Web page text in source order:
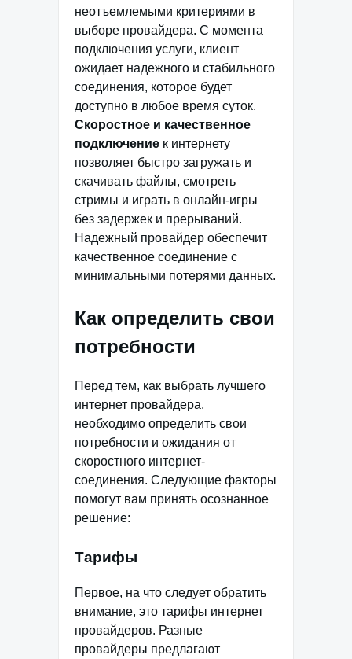
неотъемлемыми критериями в
выборе провайдера. С момента
подключения услуги, клиент
ожидает надежного и стабильного
соединения, которое будет
доступно в любое время суток.
Скоростное и качественное
подключение к интернету
позволяет быстро загружать и
скачивать файлы, смотреть
стримы и играть в онлайн-игры
без задержек и прерываний.
Надежный провайдер обеспечит
качественное соединение с
минимальными потерями данных.
Как определить свои
потребности
Перед тем, как выбрать лучшего
интернет провайдера,
необходимо определить свои
потребности и ожидания от
скоростного интернет-
соединения. Следующие факторы
помогут вам принять осознанное
решение:
Тарифы
Первое, на что следует обратить
внимание, это тарифы интернет
провайдеров. Разные
провайдеры предлагают